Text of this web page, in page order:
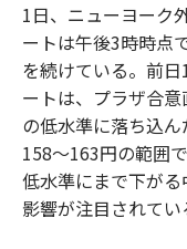
1日、ニューヨーク
ートは午後3時時点
を続けている。前
ートは、プラザ合
の低水準に落ち込
158〜163円の範囲
低水準にまで下が
影響が注目されてい